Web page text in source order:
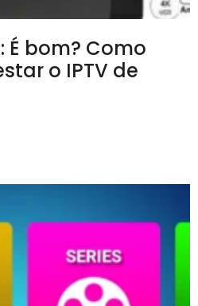
É bom? Como
o IPTV de